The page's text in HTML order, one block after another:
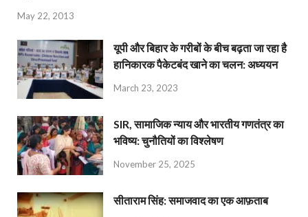
May 22, 2013
यूपी और बिहार के गरीबों के बीच बढ़ता जा रहा है
हानिकारक पैकेटबंद खाने का चलन: अध्ययन
March 23, 2023
SIR, सामाजिक न्याय और भारतीय गणतंत्र का
भविष्य: चुनौतियों का विश्लेषण
November 25, 2025
सीताराम सिंह: समाजवाद का एक आफ़ताब